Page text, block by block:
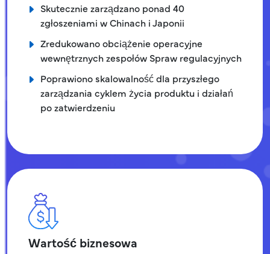
Skutecznie zarządzano ponad 40
zgłoszeniami w Chinach i Japonii
Zredukowano obciążenie operacyjne
wewnętrznych zespołów Spraw regulacyjnych
Poprawiono skalowalność dla przyszłego
zarządzania cyklem życia produktu i działań
po zatwierdzeniu
Wartość biznesowa